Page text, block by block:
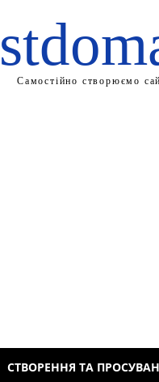
Самостійно створюємо
СТВОРЕННЯ ТА